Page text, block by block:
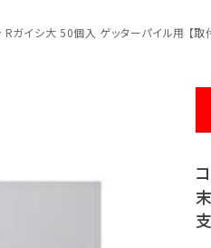
ガイシ大 50個入 ゲッターパイル用 【